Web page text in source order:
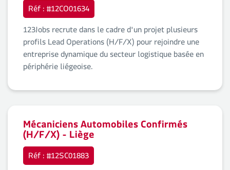
Réf : #12CO01634
123Jobs recrute dans le cadre d'un projet plusieurs
profils Lead Operations (H/F/X) pour rejoindre une
entreprise dynamique du secteur logistique basée en
périphérie liégeoise.
Mécaniciens Automobiles Confirmés
(H/F/X) - Liège
Réf : #12SC01883